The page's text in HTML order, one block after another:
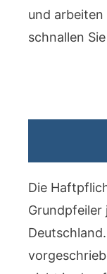
und
schnallen
Die
Grundpfeiler